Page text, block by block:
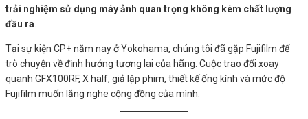
trải nghiệm sử dụng máy ảnh quan trọng không kém chất lượng
đầu ra
Tại sự kiện CP+ năm nay ở Yokohama, chúng tôi đã gặp Fujifilm để
trò chuyện về định hướng tương lai của hãng. Cuộc trao đổi xoay
quanh GFX100RF, X half, giả lập phim, thiết kế ống kính và mức độ
Fujifilm muốn lắng nghe cộng đồng của mình.